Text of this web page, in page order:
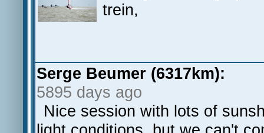
trein,
Serge Beumer (6317km):
5895 days ago
Nice session with lots of